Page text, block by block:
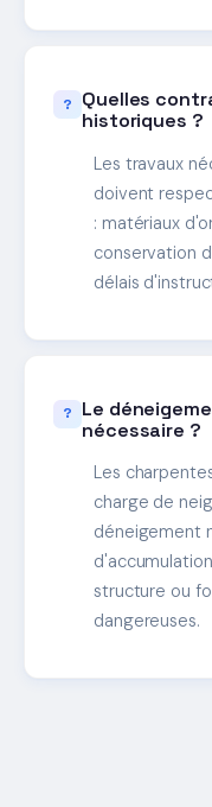
Quelles
historiques ?
Les travaux
doivent
: matériaux
conservation
délais
Le
nécessaire ?
Les
charge de
déneigement
structure ou
dangereuses.